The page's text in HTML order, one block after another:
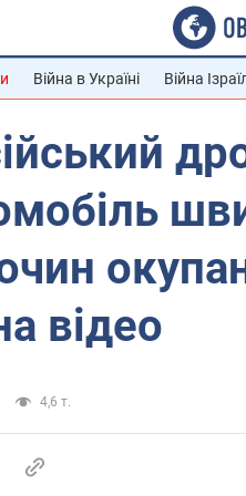
Війна в Україні Війна
відео
4,6 т.